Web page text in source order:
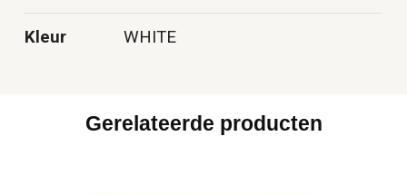
Kleur WHITE
Gerelateerde producten